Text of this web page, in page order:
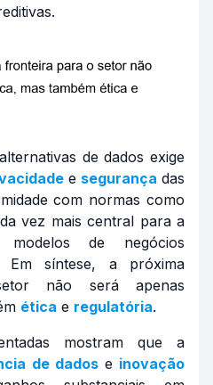
de dados exige
e segurança das
com normas como
vez mais central para a
modelos de negócios
Em síntese, a próxima
não será apenas
ética e regulatória.
mostram que a
de dadose inovação